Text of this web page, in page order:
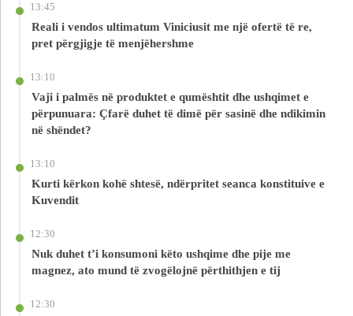
13:45
Reali i vendos ultimatum Viniciusit me një ofertë të re,
pret përgjigje të menjëhershme
13:10
Vaji i palmës në produktet e qumështit dhe ushqimet e
përpunuara: Çfarë duhet të dimë për sasinë dhe ndikimin
në shëndet?
13:10
Kurti kërkon kohë shtesë, ndërpritet seanca konstituive e
Kuvendit
12:30
Nuk duhet t’i konsumoni këto ushqime dhe pije me
magnez, ato mund të zvogëlojnë përthithjen e tij
12:30